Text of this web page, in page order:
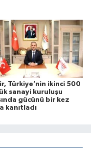
Türkiye’nin ikinci 500
sanayi kuruluşu
gücünü bir kez
kanıtladı